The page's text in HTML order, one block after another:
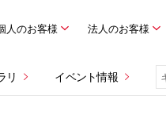
人のお客様 法人のお客様
リ イベント情報